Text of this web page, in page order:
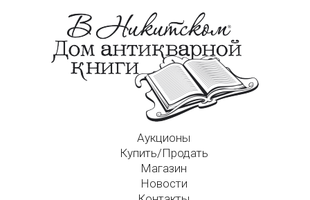
Аукционы
Купить/Продать
Магазин
Новости